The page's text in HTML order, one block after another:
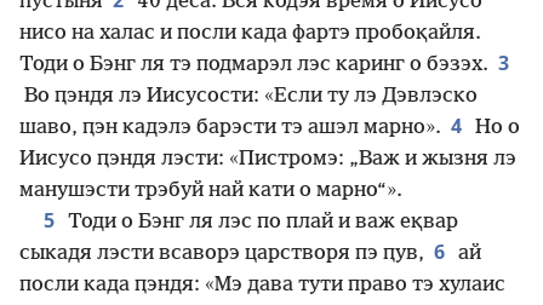
нисо на халас и посли када фартэ пробоқайля.
Тоди о Бэнг ля тэ подмарэл лэс каринг о бэзэх. 3
Во ԥэндя лэ Иисусости: «Если ту лэ Дэвлэско
шаво, ԥэн кадэлэ барэсти тэ ашэл марно». 4 Но о
Иисусо ԥэндя лэсти: «Пистромэ: „Важ и жызня лэ
манушэсти трэбуй най кати о марно“».
5 Тоди о Бэнг ля лэс по плай и важ еқвар
сыкадя лэсти всаворэ царстворя пэ ԥув, 6 ай
посли када ԥэндя: «Мэ дава тути право тэ хулаис